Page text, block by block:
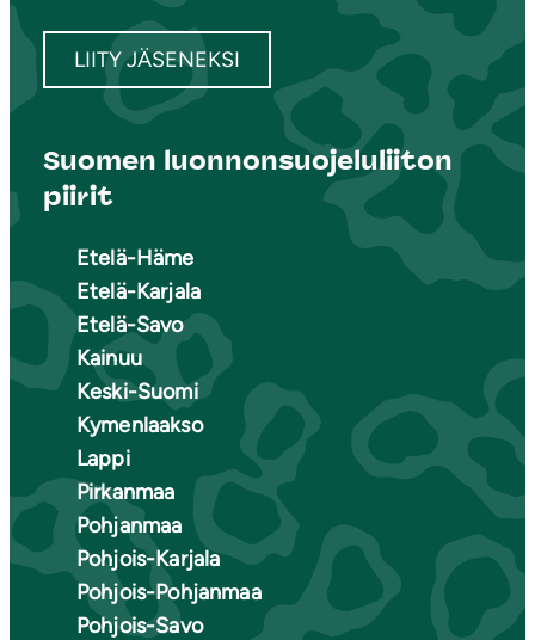
LIITY JÄSENEKSI
Suomen luonnonsuojeluliiton
piirit
Etelä-Häme
Etelä-Karjala
Etelä-Savo
Kainuu
Keski-Suomi
Kymenlaakso
Lappi
Pirkanmaa
Pohjanmaa
Pohjois-Karjala
Pohjois-Pohjanmaa
Pohjois-Savo